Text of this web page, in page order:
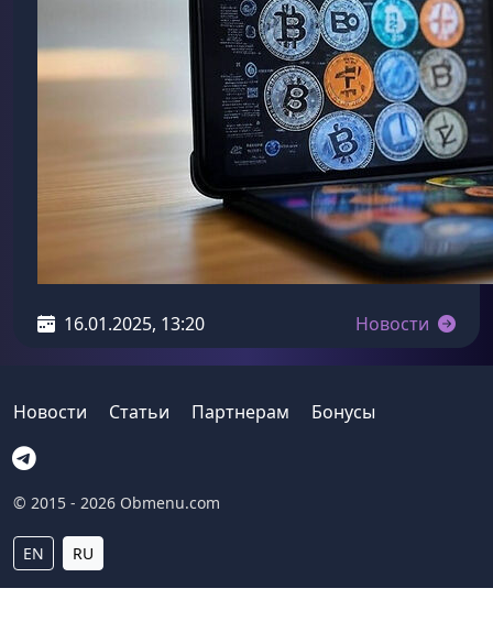
16.01.2025, 13:20 Новости
Новости Статьи Партнерам Бонусы
© 2015 - 2026 Obmenu.com
EN RU